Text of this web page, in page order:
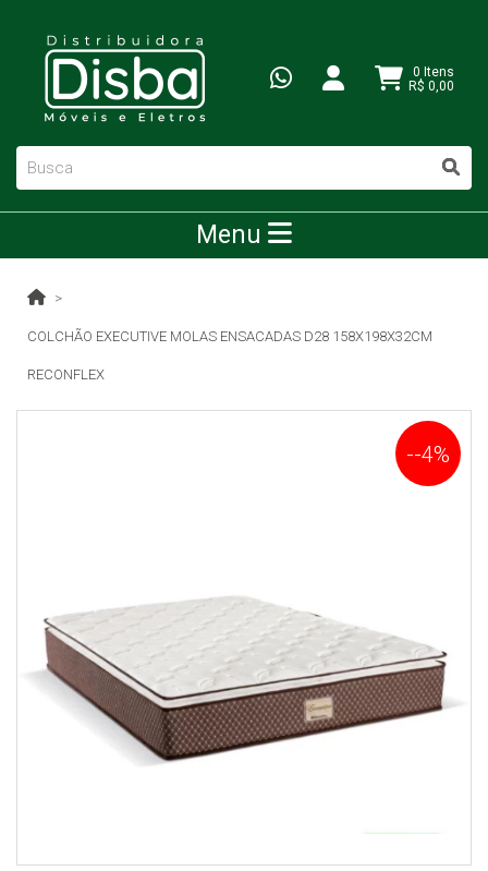
0 Itens
R$ 0,00
Menu
COLCHÃO EXECUTIVE MOLAS ENSACADAS D28 158X198X32CM
RECONFLEX
--4%